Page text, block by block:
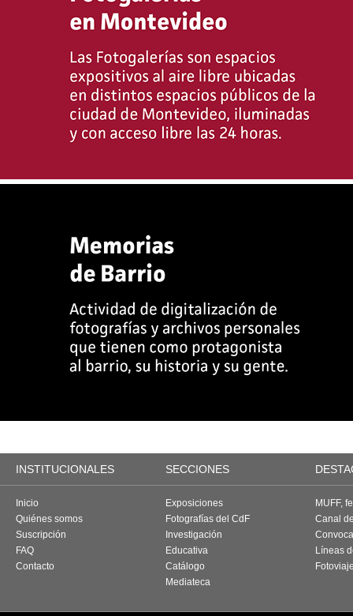
INSTITUCIONALES SECCIONES
Inicio
Quiénes somos
Suscripción
FAQ
Contacto
Exposiciones
Fotografías del CdF
Investigación
Educativa
Catálogo
Mediateca
MUFF,
Canal
Líneas